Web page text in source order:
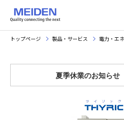
トップページ 製品・サービス 電力・エ
夏季休業のお知らせ